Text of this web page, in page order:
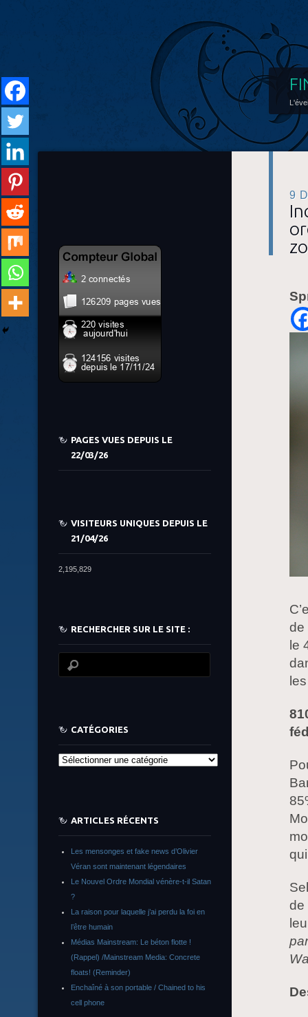
9
de
le
de
PAGES VUES DEPUIS LE
22/03/26
VISITEURS UNIQUES DEPUIS LE
21/04/26
2,195,829
RECHERCHER SUR LE SITE :
CATÉGORIES
Catégories
ARTICLES RÉCENTS
Les mensonges et fake news d’Olivier
Véran sont maintenant légendaires
Le Nouvel Ordre Mondial vénère-t-il Satan
?
La raison pour laquelle j’ai perdu la foi en
l’être humain
Médias Mainstream: Le béton flotte !
(Rappel) /Mainstream Media: Concrete
floats! (Reminder)
Enchaîné à son portable / Chained to his
cell phone